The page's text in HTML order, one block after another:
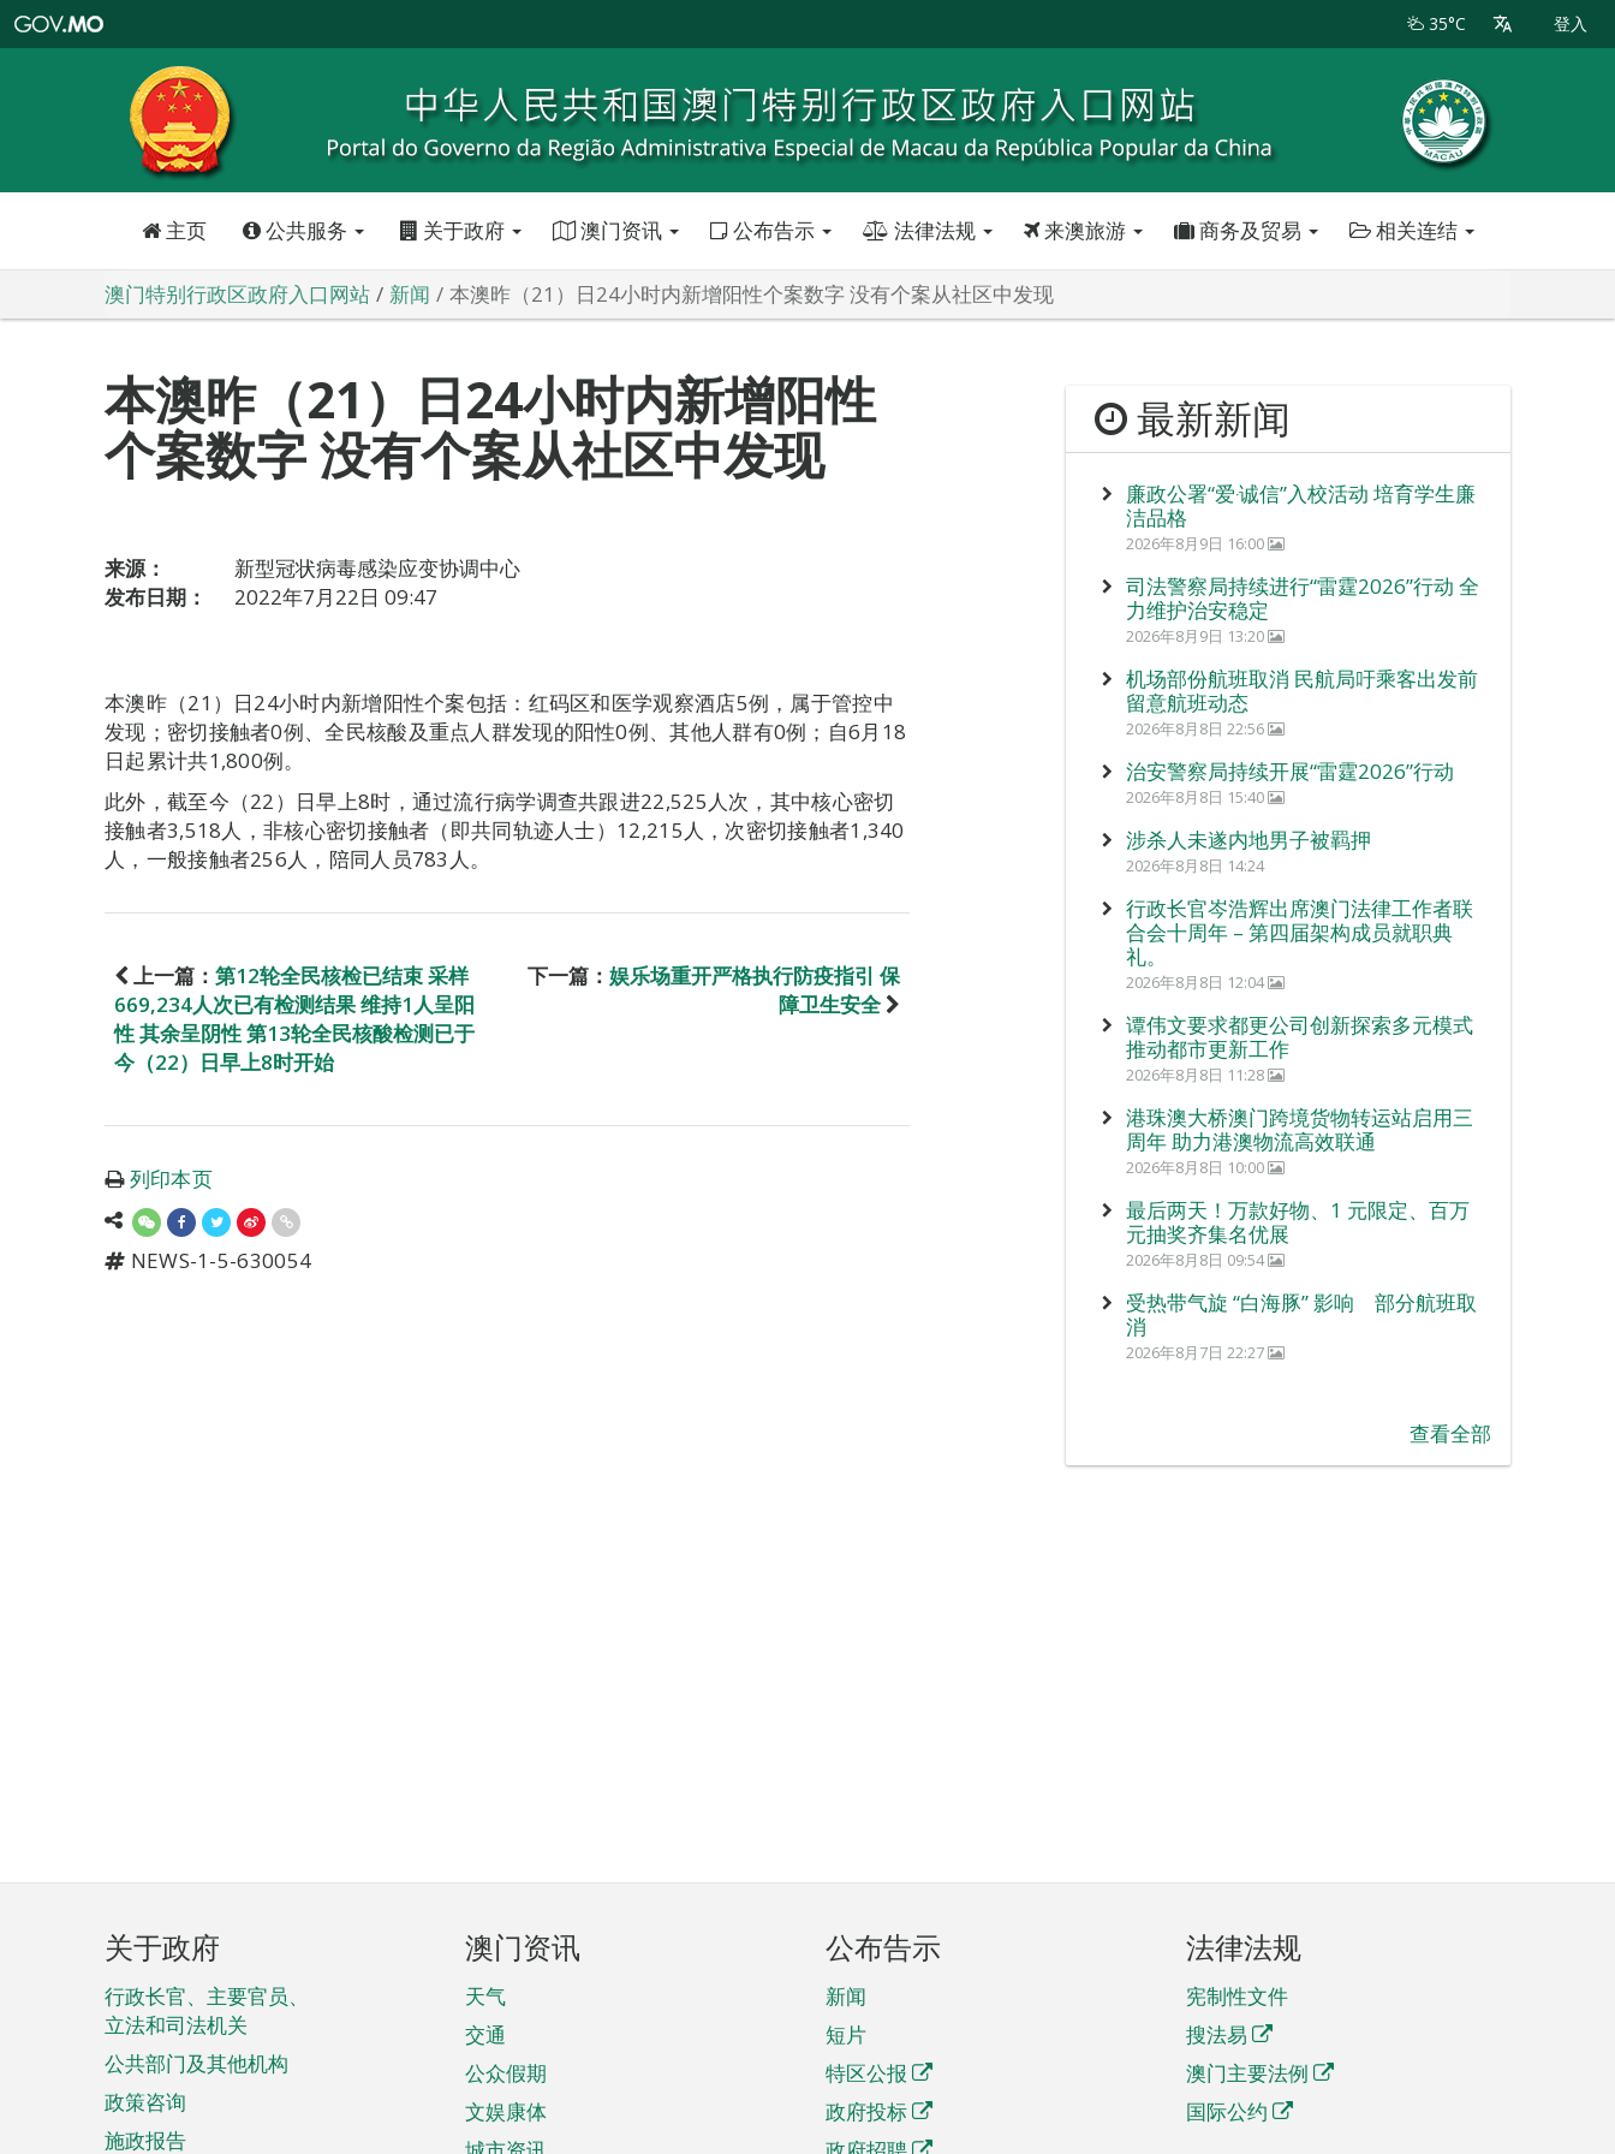
特
政
区
政
口
35°C 登入
主页 公共服务 关于政府 澳门资讯 公布告示 法律法规 来澳旅游 商务及贸易 相关连结
澳门特别行政区政府入口网站 新闻 本澳昨（21）日24小时内新增阳性个案数字 没有个案从社区中发现
本澳昨（21）日24小时内新增阳性
个案数字 没有个案从社区中发现
来源：
新型冠状病毒感染应变协调中心
发布日期：
2022年7月22日 09:47
本澳昨（21）日24小时内新增阳性个案包括：红码区和医学观察酒店5例，属于管控中
发现；密切接触者0例、全民核酸及重点人群发现的阳性0例、其他人群有0例；自6月18
日起累计共1,800例。
此外，截至今（22）日早上8时，通过流行病学调查共跟进22,525人次，其中核心密切
接触者3,518人，非核心密切接触者（即共同轨迹人士）12,215人，次密切接触者1,340
人，一般接触者256人，陪同人员783人。
上一篇： 第12轮全民核检已结束 采样
669,234人次已有检测结果 维持1人呈阳
性 其余呈阴性 第13轮全民核酸检测已于
今（22）日早上8时开始
下一篇： 娱乐场重开严格执行防疫指引 保
障卫生安全
列印本页
NEWS-1-5-630054
最新新闻
廉政公署“爱‧诚信”入校活动 培育学生廉
洁品格
2026年8月9日 16:00
司法警察局持续进行“雷霆2026”行动 全
力维护治安稳定
2026年8月9日 13:20
机场部份航班取消 民航局吁乘客出发前
留意航班动态
2026年8月8日 22:56
治安警察局持续开展“雷霆2026”行动
2026年8月8日 15:40
涉杀人未遂内地男子被羁押
2026年8月8日 14:24
行政长官岑浩辉出席澳门法律工作者联
合会十周年 – 第四届架构成员就职典
礼。
2026年8月8日 12:04
谭伟文要求都更公司创新探索多元模式
推动都市更新工作
2026年8月8日 11:28
港珠澳大桥澳门跨境货物转运站启用三
周年 助力港澳物流高效联通
2026年8月8日 10:00
最后两天！万款好物、1 元限定、百万
元抽奖齐集名优展
2026年8月8日 09:54
受热带气旋 “白海豚” 影响 部分航班取
消
2026年8月7日 22:27
查看全部
页
脚
菜
单
关于政府
行政长官、主要官员、
立法和司法机关
公共部门及其他机构
政策咨询
施政报告
澳门资讯
天气
交通
公众假期
文娱康体
公布告示
新闻
短片
特区公报
政府投标
法律法规
宪制性文件
搜法易
澳门主要法例
国际公约